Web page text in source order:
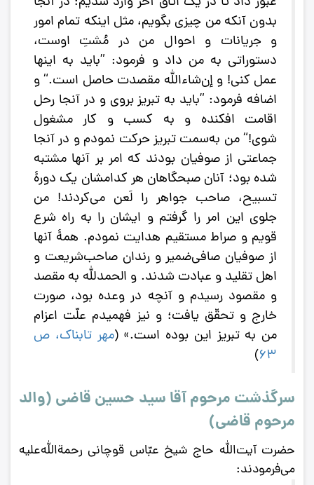
بدون آنکه من چیزی بگویم، مثل اینکه تمام امور
و جریانات و احوال من در مُشتِ اوست،
دستوراتی به من داد و فرمود: ”باید به اینها
عمل کنی! و إن‌شاءالله مقصدت حاصل است.“ و
اضافه فرمود: ”باید به تبریز بروی و در آنجا رحل
اقامت افکنده و به کسب و کار مشغول
شوی!“ من به‌سمت تبریز حرکت نمودم و در آنجا
جماعتی از صوفیان بودند که امر بر آنها مشتبه
شده بود؛ آنان صبحگاهان هر کدامشان یک دورۀ
تسبیح، صاحب جواهر را لَعن می‌کردند! من
جلوی این امر را گرفتم و ایشان را به راه شرع
قویم و صراط مستقیم هدایت نمودم. همۀ آنها
از صوفیان صافی‌ضمیر و رندان صاحب‌شریعت‌ و
اهل تقلید و عبادت شدند. و الحمدلله به مقصد
و مقصود رسیدم و آنچه در وعده بود، صورت
خارج و تحقّق یافت؛ و نیز فهمیدم علّت اعزام
من به تبریز این بوده است.» (مهر تابناک، ص
63
)
سرگذشت مرحوم آقا سید حسین قاضی (والد
مرحوم قاضی)
حضرت آیت‌الله حاج شیخ عبّاس قوچانی رحمة‌الله‌علیه
می‌فرمودند: